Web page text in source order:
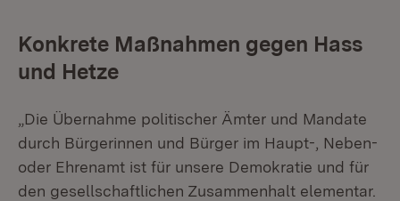
Konkrete Maßnahmen gegen Hass
und Hetze
„Die Übernahme politischer Ämter und Mandate
durch Bürgerinnen und Bürger im Haupt-, Neben-
oder Ehrenamt ist für unsere Demokratie und für
den gesellschaftlichen Zusammenhalt elementar.